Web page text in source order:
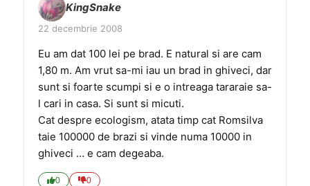
KingSnake
22 decembrie 2008
Eu am dat 100 lei pe brad. E natural si are cam
1,80 m. Am vrut sa-mi iau un brad in ghiveci, dar
sunt si foarte scumpi si e o intreaga tararaie sa-
l cari in casa. Si sunt si micuti.
Cat despre ecologism, atata timp cat Romsilva
taie 100000 de brazi si vinde numa 10000 in
ghiveci … e cam degeaba.
0 0